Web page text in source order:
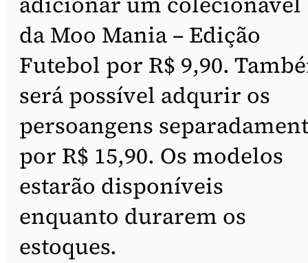
da Moo Mania – Edição
Futebol por R$ 9,90.
será possível adqurir os
persoangens
por R$ 15,90. Os modelos
estarão disponíveis
enquanto durarem os
estoques.